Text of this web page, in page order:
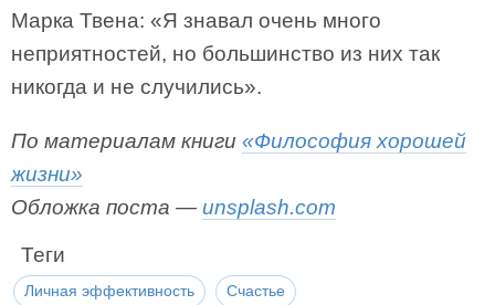
Марка Твена: «Я знавал очень много
неприятностей, но большинство из них так
никогда и не случились».
По материалам книги «Философия хорошей
жизни»
Обложка поста — unsplash.com
Теги
Личная эффективность Счастье